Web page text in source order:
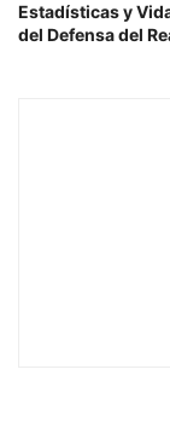
Estadísticas y
del Defensa del